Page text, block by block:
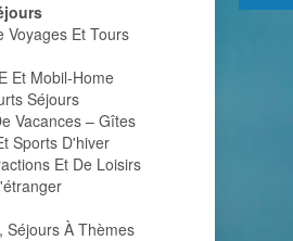
Voyages Et Tours
Et Mobil-Home
Séjours
Vacances – Gîtes
Sports D'hiver
Et De Loisirs
Séjours À Thèmes